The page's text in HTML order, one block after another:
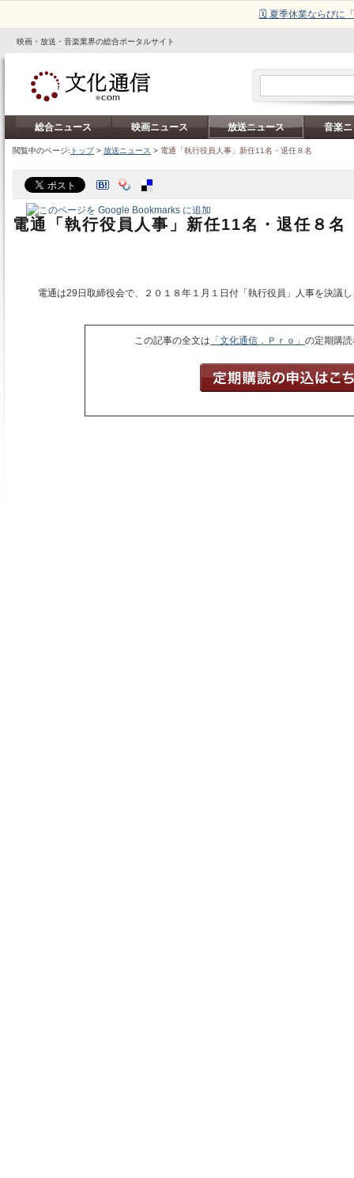
🗓️ 夏季休業ならびに
映画・放送・音楽業界の総合ポータルサイト
総合ニュース 映画ニュース 放送ニュース 音楽
閲覧中のページ: トップ> 放送ニュース > 電通「執行役員人事」新任11名・退任８名
電通「執行役員人事」新任11名・退任８名
電通は29日取締役会で、２０１８年１月１日付「執行役員」人事を決議
この記事の全文は 「文化通信．Ｐｒｏ」の定期購